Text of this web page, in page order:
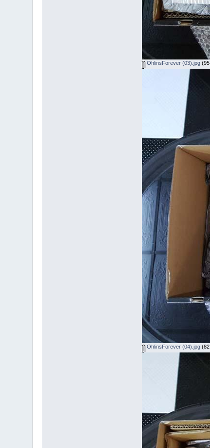
OhlinsForever (03).jpg
OhlinsForever (04).jpg